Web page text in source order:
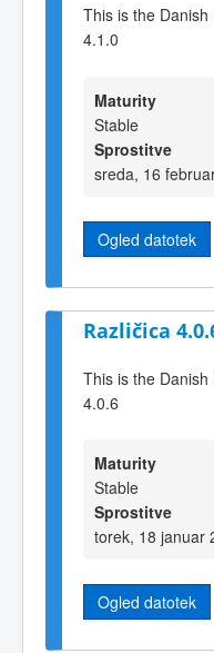
This is the
4.1.0
Maturity
Stable
Sprostitve
sreda, 16
Ogled datotek
Različica
This is the
4.0.6
Maturity
Stable
Sprostitve
torek, 18 januar
Ogled datotek